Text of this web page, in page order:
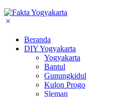
Beranda
DIY Yogyakarta
Yogyakarta
Bantul
Gunungkidul
Kulon Progo
Sleman